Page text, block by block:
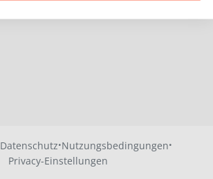
Datenschutz·Nutzungsbedingungen·
Privacy-Einstellungen